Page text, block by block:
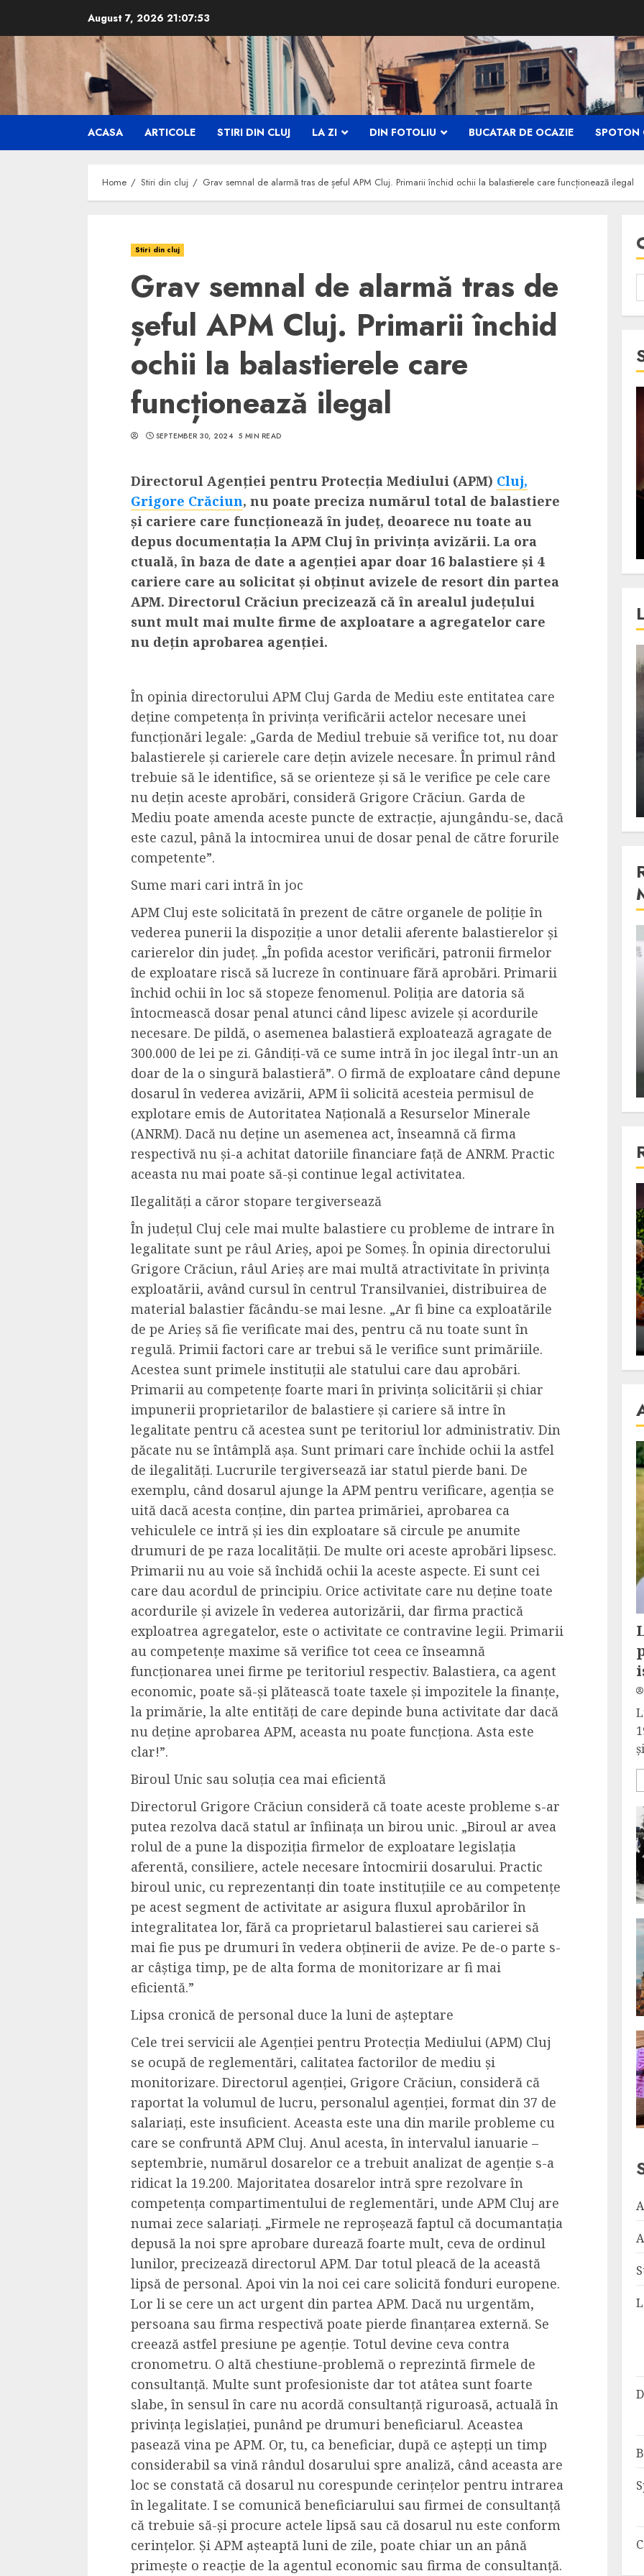
content
August 7, 2026 21:07:54
ACASA ARTICOLE STIRI DIN CLUJ LA ZI DIN FOTOLIU BUCATAR DE OCAZIE SPOTON
Home Stiri din cluj Grav semnal de alarmă tras de șeful APM Cluj. Primarii închid ochii la balastierele care funcționează ilegal
Stiri din cluj
Grav semnal de alarmă tras de
șeful APM Cluj. Primarii închid
ochii la balastierele care
funcționează ilegal
SEPTEMBER 30, 2024 5 MIN READ
Directorul Agenției pentru Protecția Mediului (APM) Cluj,
Grigore Crăciun, nu poate preciza numărul total de balastiere
și cariere care funcționează în județ, deoarece nu toate au
depus documentația la APM Cluj în privința avizării. La ora
ctuală, în baza de date a agenției apar doar 16 balastiere și 4
cariere care au solicitat și obținut avizele de resort din partea
APM. Directorul Crăciun precizează că în arealul județului
sunt mult mai multe firme de axploatare a agregatelor care
nu dețin aprobarea agenției.
În opinia directorului APM Cluj Garda de Mediu este entitatea care
deține competența în privința verificării actelor necesare unei
funcționări legale: „Garda de Mediul trebuie să verifice tot, nu doar
balastierele și carierele care dețin avizele necesare. În primul rând
trebuie să le identifice, să se orienteze și să le verifice pe cele care
nu dețin aceste aprobări, consideră Grigore Crăciun. Garda de
Mediu poate amenda aceste puncte de extracție, ajungându-se, dacă
este cazul, până la intocmirea unui de dosar penal de către forurile
competente”.
Sume mari cari intră în joc
APM Cluj este solicitată în prezent de către organele de poliție în
vederea punerii la dispoziție a unor detalii aferente balastierelor și
carierelor din județ. „În pofida acestor verificări, patronii firmelor
de exploatare riscă să lucreze în continuare fără aprobări. Primarii
închid ochii în loc să stopeze fenomenul. Poliția are datoria să
întocmească dosar penal atunci când lipesc avizele și acordurile
necesare. De pildă, o asemenea balastieră exploatează agragate de
300.000 de lei pe zi. Gândiți-vă ce sume intră în joc ilegal într-un an
doar de la o singură balastieră”. O firmă de exploatare când depune
dosarul în vederea avizării, APM îi solicită acesteia permisul de
explotare emis de Autoritatea Națională a Resurselor Minerale
(ANRM). Dacă nu deține un asemenea act, înseamnă că firma
respectivă nu și-a achitat datoriile financiare față de ANRM. Practic
aceasta nu mai poate să-și continue legal activitatea.
Ilegalități a căror stopare tergiversează
În județul Cluj cele mai multe balastiere cu probleme de intrare în
legalitate sunt pe râul Arieș, apoi pe Someș. În opinia directorului
Grigore Crăciun, râul Arieș are mai multă atractivitate în privința
exploatării, având cursul în centrul Transilvaniei, distribuirea de
material balastier făcându-se mai lesne. „Ar fi bine ca exploatările
de pe Arieș să fie verificate mai des, pentru că nu toate sunt în
regulă. Primii factori care ar trebui să le verifice sunt primăriile.
Acestea sunt primele instituții ale statului care dau aprobări.
Primarii au competențe foarte mari în privința solicitării și chiar
impunerii proprietarilor de balastiere și cariere să intre în
legalitate pentru că acestea sunt pe teritoriul lor administrativ. Din
păcate nu se întâmplă așa. Sunt primari care închide ochii la astfel
de ilegalități. Lucrurile tergiversează iar statul pierde bani. De
exemplu, când dosarul ajunge la APM pentru verificare, agenția se
uită dacă acesta conține, din partea primăriei, aprobarea ca
vehiculele ce intră și ies din exploatare să circule pe anumite
drumuri de pe raza localității. De multe ori aceste aprobări lipsesc.
Primarii nu au voie să închidă ochii la aceste aspecte. Ei sunt cei
care dau acordul de principiu. Orice activitate care nu deține toate
acordurile și avizele în vederea autorizării, dar firma practică
exploatrea agregatelor, este o activitate ce contravine legii. Primarii
au competențe maxime să verifice tot ceea ce înseamnă
funcționarea unei firme pe teritoriul respectiv. Balastiera, ca agent
economic, poate să-și plătească toate taxele și impozitele la finanțe,
la primărie, la alte entități de care depinde buna activitate dar dacă
nu deține aprobarea APM, aceasta nu poate funcționa. Asta este
clar!”.
Biroul Unic sau soluția cea mai eficientă
Directorul Grigore Crăciun consideră că toate aceste probleme s-ar
putea rezolva dacă statul ar înfiinața un birou unic. „Biroul ar avea
rolul de a pune la dispoziția firmelor de exploatare legislația
aferentă, consiliere, actele necesare întocmirii dosarului. Practic
biroul unic, cu reprezentanți din toate instituțiile ce au competențe
pe acest segment de activitate ar asigura fluxul aprobărilor în
integralitatea lor, fără ca proprietarul balastierei sau carierei să
mai fie pus pe drumuri în vedera obținerii de avize. Pe de-o parte s-
ar câștiga timp, pe de alta forma de monitorizare ar fi mai
eficientă.”
Lipsa cronică de personal duce la luni de așteptare
Cele trei servicii ale Agenției pentru Protecția Mediului (APM) Cluj
se ocupă de reglementări, calitatea factorilor de mediu și
monitorizare. Directorul agenției, Grigore Crăciun, consideră că
raportat la volumul de lucru, personalul agenției, format din 37 de
salariați, este insuficient. Aceasta este una din marile probleme cu
care se confruntă APM Cluj. Anul acesta, în intervalul ianuarie –
septembrie, numărul dosarelor ce a trebuit analizat de agenție s-a
ridicat la 19.200. Majoritatea dosarelor intră spre rezolvare în
competența compartimentului de reglementări, unde APM Cluj are
numai zece salariați. „Firmele ne reproșează faptul că documantația
depusă la noi spre aprobare durează foarte mult, ceva de ordinul
lunilor, precizează directorul APM. Dar totul pleacă de la această
lipsă de personal. Apoi vin la noi cei care solicită fonduri europene.
Lor li se cere un act urgent din partea APM. Dacă nu urgentăm,
persoana sau firma respectivă poate pierde finanțarea externă. Se
creează astfel presiune pe agenție. Totul devine ceva contra
cronometru. O altă chestiune-problemă o reprezintă firmele de
consultanță. Multe sunt profesioniste dar tot atâtea sunt foarte
slabe, în sensul în care nu acordă consultanță riguroasă, actuală în
privința legislației, punând pe drumuri beneficiarul. Aceastea
pasează vina pe APM. Or, tu, ca beneficiar, după ce aștepți un timp
considerabil sa vină rândul dosarului spre analiză, când aceasta are
loc se constată că dosarul nu corespunde cerințelor pentru intrarea
în legalitate. I se comunică beneficiarului sau firmei de consultanță
că trebuie să-și procure actele lipsă sau că dosarul nu este conform
cerințelor. Și APM așteaptă luni de zile, poate chiar un an până
primește o reacție de la agentul economic sau firma de consultanță.
5 min read
SpotOn Cluj
Clujului cand te afli intr-un
weekend prelungit in
“Orasul Comoara”?
ALEXANDRU S. MAY 31, 2023
ce atrage Clujul tinerii si
pe cei mai in varsta an de
an?
ALEXANDRU S. DECEMBER 13, 2023
La zi
Razboiul din Gaza, scanteia
fatala pentru Orientul
Mijlociu?
ALEXANDRU S. NOVEMBER 1, 2023
Stiinta
Lumina ar putea contribui
si ea la evaporarea apei in
natura
ALEXANDRU S. DECEMBER 27, 2023
Din fotoliu
Dungeons & Dragons:
Onoare printre hoti, un
film ca un joc care te
cucereste de la primele
cadre
ALEXANDRU S. MAY 17, 2023
Din fotoliu
The Killer, un film care nu a
reusit sa se ridice la
nivelul asteptarilor
publicului si criticilor
ALEXANDRU S. DECEMBER 6, 2023
4 min read
Bucatar de ocazie
Cele mai delicioase retete
cu piept de curcan
Bucatar de ocazie
3 retete delicioase in care
carnea de rata e vedeta
incontestabila